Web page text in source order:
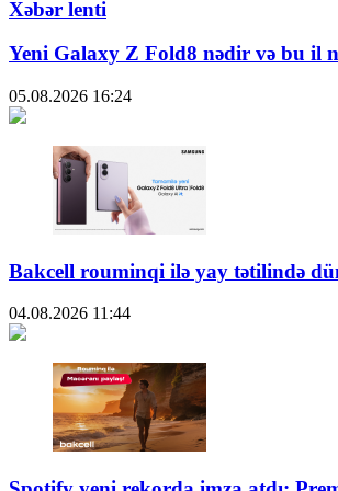
Xəbər lenti
Yeni Galaxy Z Fold8 nədir və bu il
05.08.2026 16:24
Bakcell rouminqi ilə yay tətilində
04.08.2026 11:44